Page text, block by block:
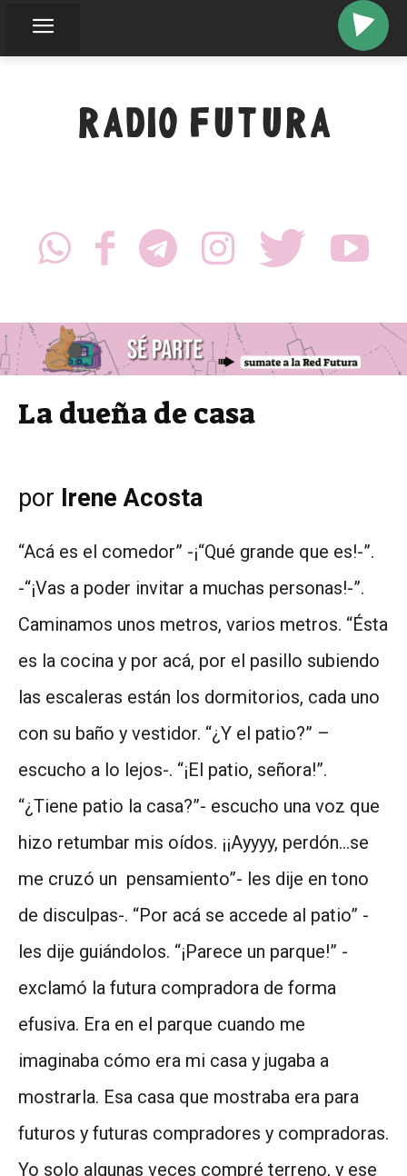
RADIO FUTURA
La dueña de casa
por Irene Acosta
“Acá es el comedor” -¡“Qué grande que es!-”.
-“¡Vas a poder invitar a muchas personas!-”.
Caminamos unos metros, varios metros. “Ésta
es la cocina y por acá, por el pasillo subiendo
las escaleras están los dormitorios, cada uno
con su baño y vestidor. “¿Y el patio?” –
escucho a lo lejos-. “¡El patio, señora!”.
“¿Tiene patio la casa?”- escucho una voz que
hizo retumbar mis oídos. ¡¡Ayyyy, perdón…se
me cruzó un pensamiento”- les dije en tono
de disculpas-. “Por acá se accede al patio” -
les dije guiándolos. “¡Parece un parque!” -
exclamó la futura compradora de forma
efusiva. Era en el parque cuando me
imaginaba cómo era mi casa y jugaba a
mostrarla. Esa casa que mostraba era para
futuros y futuras compradores y compradoras.
Yo solo algunas veces compré terreno, y ese